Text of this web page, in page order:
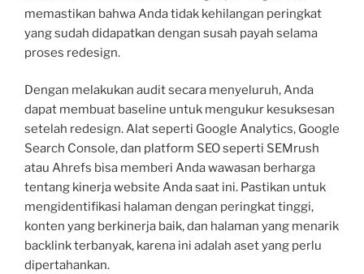
memastikan bahwa Anda tidak kehilangan peringkat
yang sudah didapatkan dengan susah payah selama
proses redesign.
Dengan melakukan audit secara menyeluruh, Anda
dapat membuat baseline untuk mengukur kesuksesan
setelah redesign. Alat seperti Google Analytics, Google
Search Console, dan platform SEO seperti SEMrush
atau Ahrefs bisa memberi Anda wawasan berharga
tentang kinerja website Anda saat ini. Pastikan untuk
mengidentifikasi halaman dengan peringkat tinggi,
konten yang berkinerja baik, dan halaman yang menarik
backlink terbanyak, karena ini adalah aset yang perlu
dipertahankan.